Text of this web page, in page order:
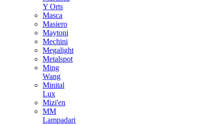
Y Orts
Masca
Masiero
Maytoni
Mechini
Megalight
Metalspot
Ming
Wang
Minital
Lux
Mizi'en
MM
Lampadari